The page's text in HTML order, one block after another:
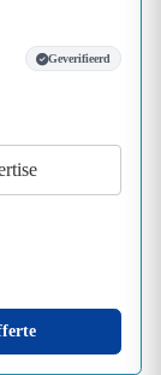
Geverifieerd